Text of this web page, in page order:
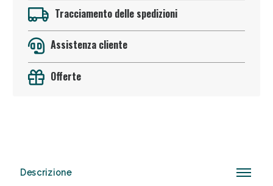
Tracciamento delle spedizioni
Assistenza cliente
Offerte
Descrizione
oggi!